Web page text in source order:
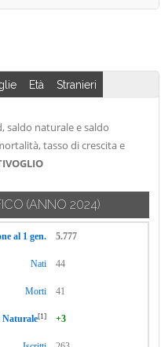
Età Stranieri
saldo naturale e saldo
tasso di crescita e
(ANNO 2024)
al 1 gen. 5.777
Nati 44
Morti 41
Naturale[1] +3